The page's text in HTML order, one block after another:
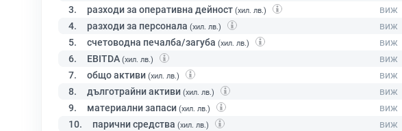
3. разходи за оперативна дейност (хил. лв.)
4. разходи за персонала (хил. лв.)
5. счетоводна печалба/загуба (хил. лв.)
6. EBITDA (хил. лв.)
7. общо активи (хил. лв.)
8. дълготрайни активи (хил. лв.)
9. материални запаси (хил. лв.)
10. парични средства (хил. лв.)